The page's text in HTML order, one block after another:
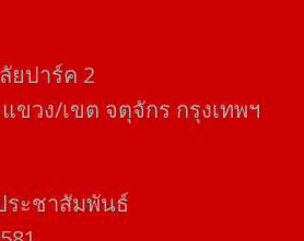
ยปาร์ค​ 2
ขวง/เขต​ จตุจักร​ กรุงเทพฯ
ะชาสัมพันธ์